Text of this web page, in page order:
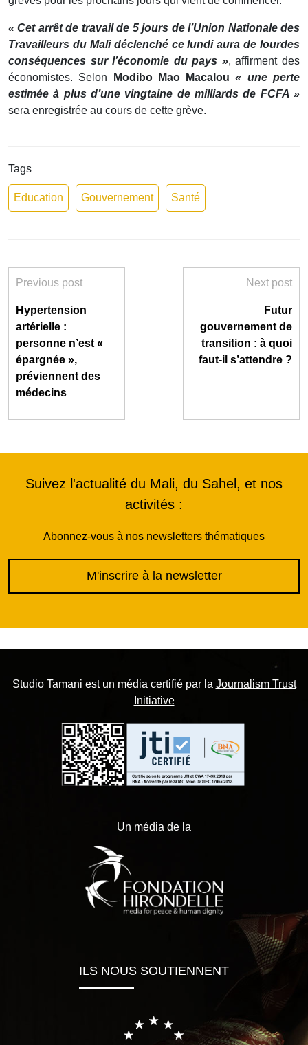
« Cet arrêt de travail de 5 jours de l’Union Nationale des
Travailleurs du Mali déclenché ce lundi aura de lourdes
conséquences sur l’économie du pays », affirment des
économistes. Selon
Modibo Mao Macalou« une perte
estimée à plus d’une vingtaine de milliards de FCFA »
sera enregistrée au cours de cette grève.
Tags
Education Gouvernement Santé
Previous post
Hypertension
artérielle :
personne n’est «
épargnée »,
préviennent des
médecins
Next post
Futur
gouvernement de
transition : à quoi
faut-il s’attendre ?
Suivez l'actualité du Mali, du Sahel, et nos
activités :
Abonnez-vous à nos newsletters thématiques
M'inscrire à la newsletter
Studio Tamani est un média certifié par la Journalism Trust
Initiative
Un média de la
ILS NOUS SOUTIENNENT